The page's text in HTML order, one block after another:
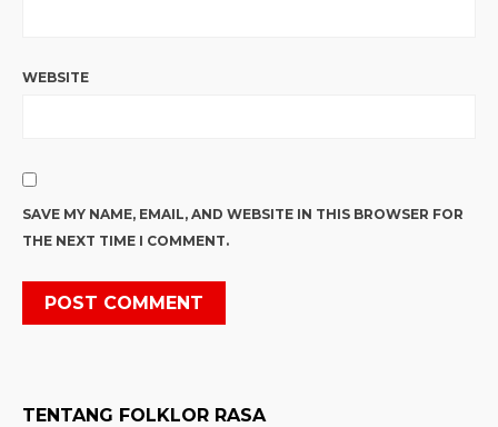
WEBSITE
SAVE MY NAME, EMAIL, AND WEBSITE IN THIS BROWSER FOR
THE NEXT TIME I COMMENT.
TENTANG FOLKLOR RASA